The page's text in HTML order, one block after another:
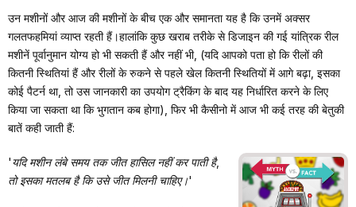
उन मशीनों और आज की मशीनों के बीच एक और समानता यह है कि उनमें अक्सर
गलतफहमियां व्याप्त रहती हैं।हालांकि कुछ खराब तरीके से डिजाइन की गई यांत्रिक रील
मशीनें पूर्वानुमान योग्य हो भी सकती हैं और नहीं भी, (यदि आपको पता हो कि रीलों की
कितनी स्थितियां हैं और रीलों के रुकने से पहले खेल कितनी स्थितियों में आगे बढ़ा, इसका
कोई पैटर्न था, तो उस जानकारी का उपयोग ट्रैकिंग के बाद यह निर्धारित करने के लिए
किया जा सकता था कि भुगतान कब होगा), फिर भी कैसीनो में आज भी कई तरह की बेतुकी
बातें कही जाती हैं:
'यदि मशीन लंबे समय तक जीत हासिल नहीं कर पाती है,
तो इसका मतलब है कि उसे जीत मिलनी चाहिए।'